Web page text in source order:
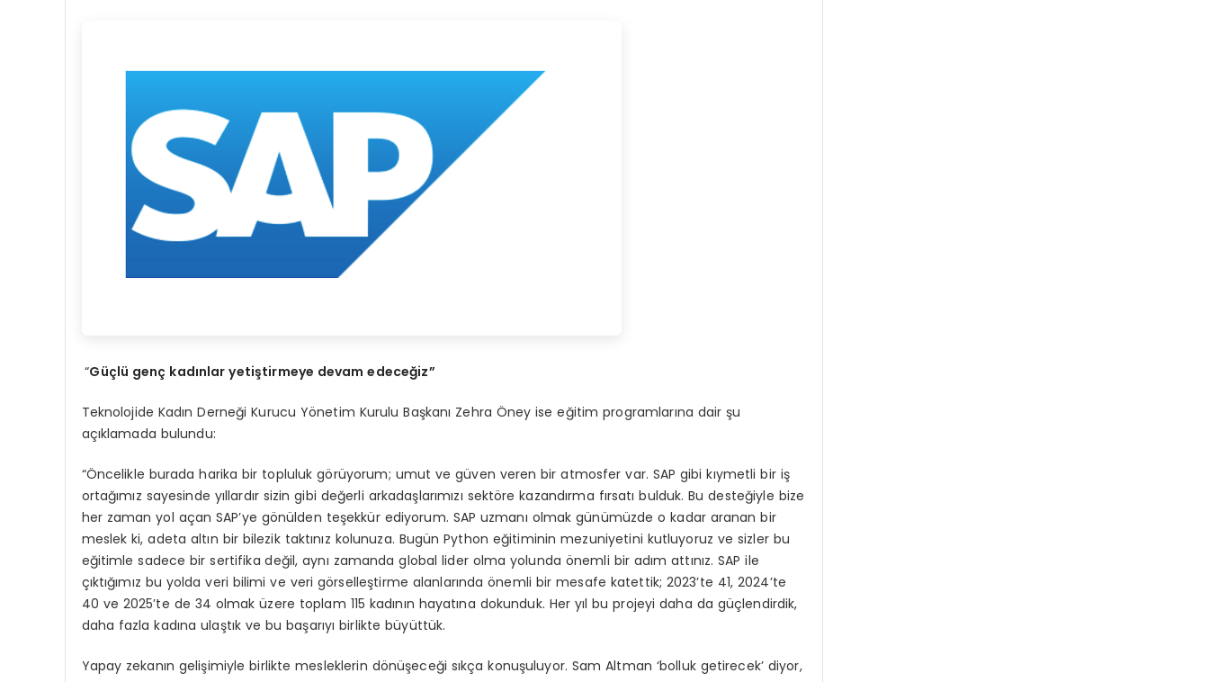
“Güçlü genç kadınlar yetiştirmeye devam edeceğiz”
Teknolojide Kadın Derneği Kurucu Yönetim Kurulu Başkanı Zehra Öney ise eğitim programlarına dair şu
açıklamada bulundu:
“Öncelikle burada harika bir topluluk görüyorum; umut ve güven veren bir atmosfer var. SAP gibi kıymetli bir iş
ortağımız sayesinde yıllardır sizin gibi değerli arkadaşlarımızı sektöre kazandırma fırsatı bulduk. Bu desteğiyle bize
her zaman yol açan SAP’ye gönülden teşekkür ediyorum. SAP uzmanı olmak günümüzde o kadar aranan bir
meslek ki, adeta altın bir bilezik taktınız kolunuza. Bugün Python eğitiminin mezuniyetini kutluyoruz ve sizler bu
eğitimle sadece bir sertifika değil, aynı zamanda global lider olma yolunda önemli bir adım attınız. SAP ile
çıktığımız bu yolda veri bilimi ve veri görselleştirme alanlarında önemli bir mesafe katettik; 2023’te 41, 2024’te
40 ve 2025’te de 34 olmak üzere toplam 115 kadının hayatına dokunduk. Her yıl bu projeyi daha da güçlendirdik,
daha fazla kadına ulaştık ve bu başarıyı birlikte büyüttük.
Yapay zekanın gelişimiyle birlikte mesleklerin dönüşeceği sıkça konuşuluyor. Sam Altman ‘bolluk getirecek’ diyor,